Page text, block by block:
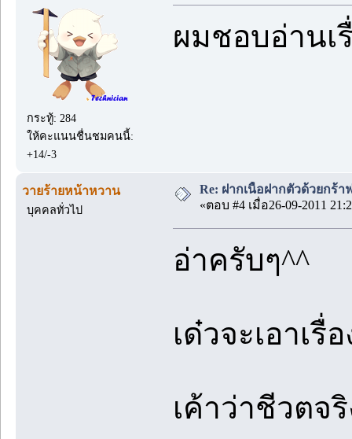
กระทู้: 284
ให้คะแนนชื่นชมคนนี้:
+14/-3
ผมชอบอ่านเ
วายร้ายหน้าหวาน
บุคคลทั่วไป
Re: ฝากเนื้อฝากตัวด้วยกร้า
«ตอบ #4 เมื่อ26-09-2011
อ่าครับๆ^^
เด๋วจะเอาเ
เค้าว่าชีวตจ